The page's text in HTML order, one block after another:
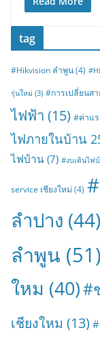
tag
#Hikvision ลำพูน(4)
รุ่นใหม่ (3) #การเปลี่ยนส
ไฟฟ้า (15) #ค่าแ
ไฟภายในบ้าน
ไฟบ้าน(7) #งบเดินไฟ
service เชียงใหม่ (4)
ลำปาง (44)
ลำพูน (51)
ใหม (40)#
เชียงใหม (13)